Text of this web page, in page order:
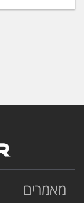
מאמרים